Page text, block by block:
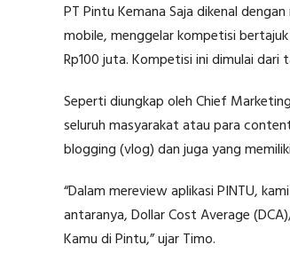
PT Pintu Kemana Saja dikenal
mobile, menggelar kompetisi
Rp100 juta. Kompetisi ini dimulai dari
Seperti diungkap oleh Chief
seluruh masyarakat atau para
blogging (vlog) dan juga yang
“Dalam mereview aplikasi PINTU,
antaranya, Dollar Cost Average
Kamu di Pintu,” ujar Timo.